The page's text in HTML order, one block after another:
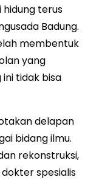
terus
Badung.
membentuk
yang
tidak bisa
delapan
bidang ilmu.
rekonstruksi,
spesialis